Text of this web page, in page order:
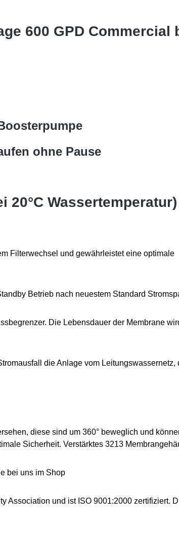
600 GPD Commercial
ohne Pause
20°C Wassertemperatur)
Filterwechsel und gewährleistet eine optimale
Betrieb nach neuestem Standard
Die Lebensdauer der Membrane
die Anlage vom
diese sind um 360° beweglich und
Sicherheit. Verstärktes 3213
bei uns im Shop
Association und ist ISO 9001:2000 zertifiziert.